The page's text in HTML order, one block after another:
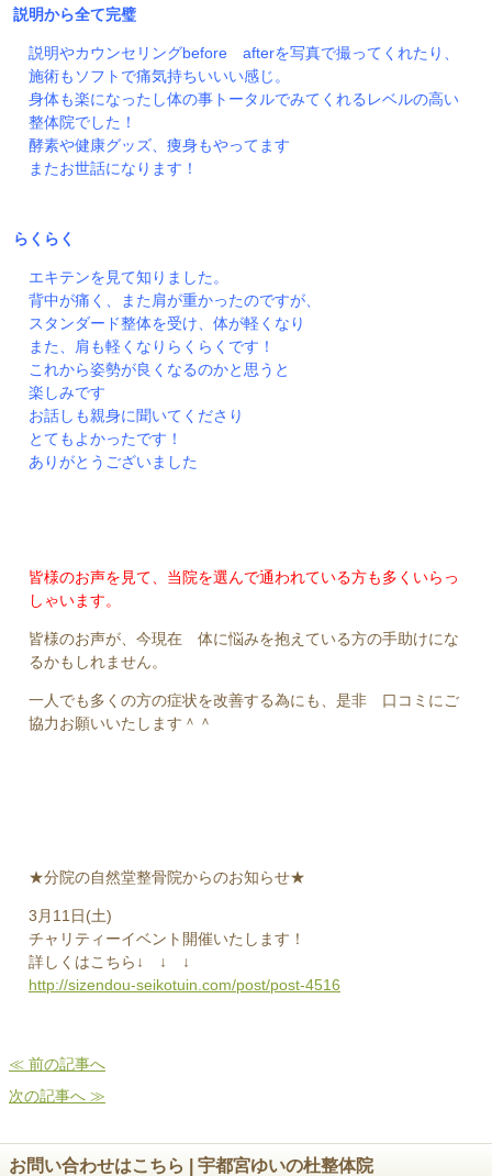
説明から全て完璧
説明やカウンセリングbefore afterを写真で撮ってくれたり、
施術もソフトで痛気持ちいいい感じ。
身体も楽になったし体の事トータルでみてくれるレベルの高い
整体院でした！
酵素や健康グッズ、痩身もやってます
またお世話になります！
らくらく
エキテンを見て知りました。
背中が痛く、また肩が重かったのですが、
スタンダード整体を受け、体が軽くなり
また、肩も軽くなりらくらくです！
これから姿勢が良くなるのかと思うと
楽しみです
お話しも親身に聞いてくださり
とてもよかったです！
ありがとうございました
皆様のお声を見て、当院を選んで通われている方も多くいらっ
しゃいます。
皆様のお声が、今現在 体に悩みを抱えている方の手助けにな
るかもしれません。
一人でも多くの方の症状を改善する為にも、是非 口コミにご
協力お願いいたします＾＾
★分院の自然堂整骨院からのお知らせ★
3月11日(土)
チャリティーイベント開催いたします！
詳しくはこちら↓ ↓ ↓
http://sizendou-seikotuin.com/post/post-4516
≪ 前の記事へ
次の記事へ ≫
お問い合わせはこちら | 宇都宮ゆいの杜整体院